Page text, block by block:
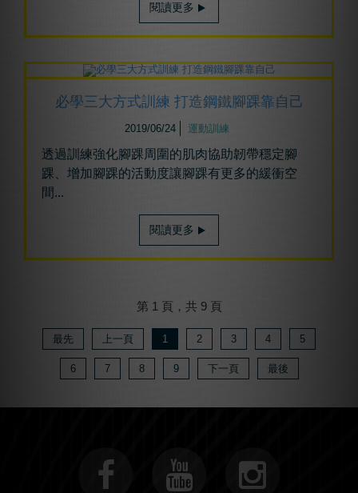
閱讀更多
必學三大方式訓練 打造鋼鐵腳踝靠自己
2019/06/24 運動訓練
透過訓練強化腳踝周圍的肌肉協助韌帶穩定腳
踝、增加腳踝的活動度讓腳踝有更多的緩衝空
間...
閱讀更多
第 1 頁，共 9 頁
最先 上一頁 1 2 3 4 5
6 7 8 9 下一頁 最後